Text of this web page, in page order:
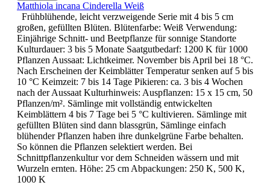
Matthiola incana Cinderella Weiß
Frühblühende, leicht verzweigende Serie mit 4 bis 5 cm
großen, gefüllten Blüten. Blütenfarbe: Weiß Verwendung:
Einjährige Schnitt- und Beetpflanze für sonnige Standorte
Kulturdauer: 3 bis 5 Monate Saatgutbedarf: 1200 K für 1000
Pflanzen Aussaat: Lichtkeimer. November bis April bei 18 °C.
Nach Erscheinen der Keimblätter Temperatur senken auf 5 bis
10 °C Keimzeit: 7 bis 14 Tage Pikieren: ca. 3 bis 4 Wochen
nach der Aussaat Kulturhinweis: Auspflanzen: 15 x 15 cm, 50
Pflanzen/m². Sämlinge mit vollständig entwickelten
Keimblättern 4 bis 7 Tage bei 5 °C kultivieren. Sämlinge mit
gefüllten Blüten sind dann blassgrün, Sämlinge einfach
blühender Pflanzen haben ihre dunkelgrüne Farbe behalten.
So können die Pflanzen selektiert werden. Bei
Schnittpflanzenkultur vor dem Schneiden wässern und mit
Wurzeln ernten. Höhe: 25 cm Abpackungen: 250 K, 500 K,
1000 K